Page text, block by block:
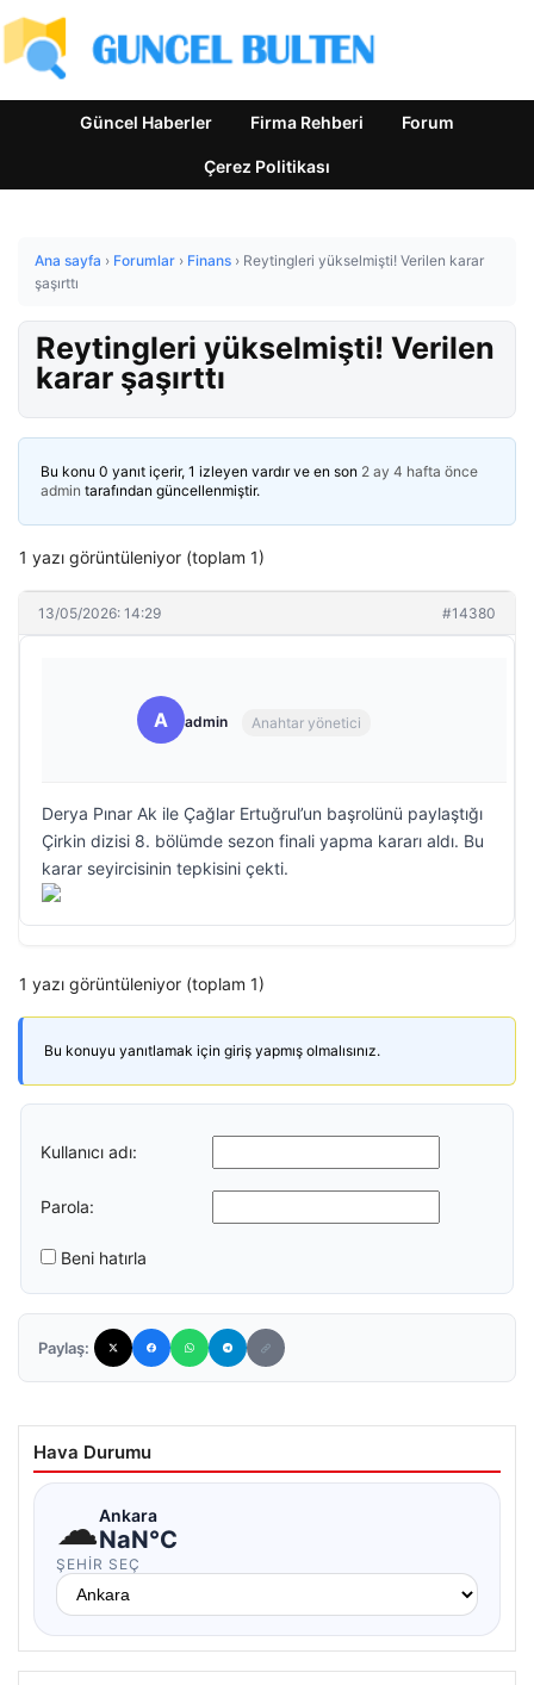
Güncel Haberler Firma Rehberi Forum
Çerez Politikası
Ana sayfa › Forumlar › Finans › Reytingleri yükselmişti! Verilen karar
şaşırttı
Reytingleri yükselmişti! Verilen
karar şaşırttı
Bu konu 0 yanıt içerir, 1 izleyen vardır ve en son 2 ay 4 hafta önce
admin tarafından güncellenmiştir.
1 yazı görüntüleniyor (toplam 1)
13/05/2026: 14:29 #14380
A admin Anahtar yönetici
Derya Pınar Ak ile Çağlar Ertuğrul’un başrolünü paylaştığı
Çirkin dizisi 8. bölümde sezon finali yapma kararı aldı. Bu
karar seyircisinin tepkisini çekti.
1 yazı görüntüleniyor (toplam 1)
Bu konuyu yanıtlamak için giriş yapmış olmalısınız.
Kullanıcı adı:
Parola:
Beni hatırla
Paylaş:
Hava Durumu
☁Ankara
NaN°C
ŞEHIR SEÇ